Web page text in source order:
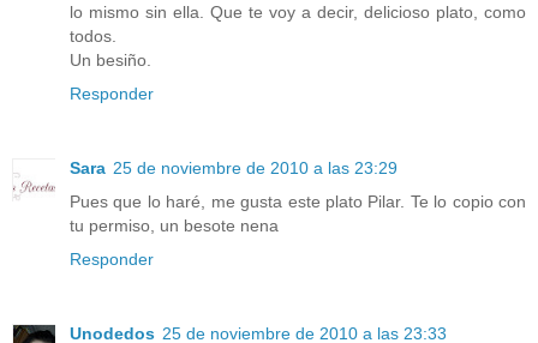
lo mismo sin ella. Que te voy a decir, delicioso plato, como
todos.
Un besiño.
Responder
Sara 25 de noviembre de 2010 a las 23:29
Pues que lo haré, me gusta este plato Pilar. Te lo copio con
tu permiso, un besote nena
Responder
Unodedos 25 de noviembre de 2010 a las 23:33